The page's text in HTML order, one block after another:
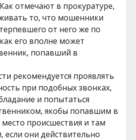
отмечают в прокуратуре,
то, что мошенники
от него же по
его вполне может
попавший в
рекомендуется проявлять
при подобных звонках,
и попытаться
якобы попавшим в
происшествия и там
если они действительно